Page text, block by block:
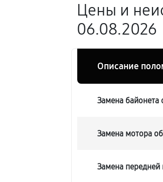
Цены и
06.08.2026
Описание
Замена байонета
Замена мотора
Замена передней